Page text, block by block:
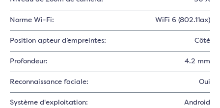
Norme Wi-Fi: WiFi 6 (802.11ax)
Position apteur d’empreintes: Côté
Profondeur: 4.2 mm
Reconnaissance faciale: Oui
Système d'exploitation: Android